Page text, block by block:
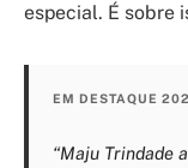
especial. É sobre
EM DESTAQUE
“Maju Trindade